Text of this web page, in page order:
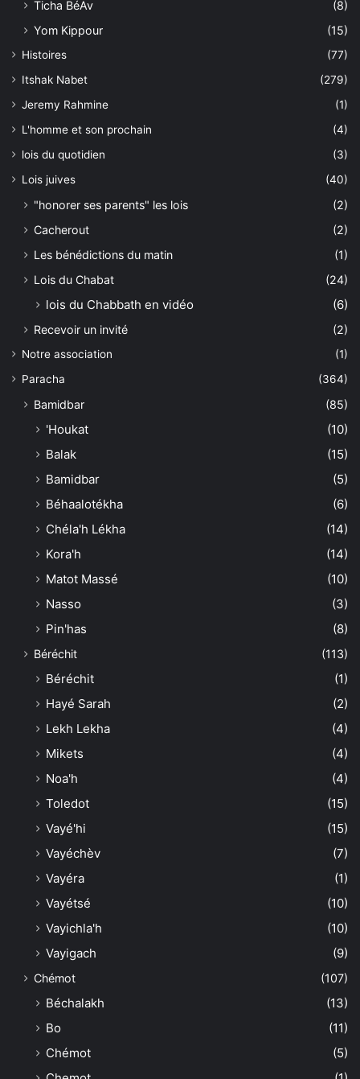
Ticha BéAv
(8)
Yom Kippour
(15)
Histoires
(77)
Itshak Nabet
(279)
Jeremy Rahmine
(1)
L'homme et son prochain
(4)
lois du quotidien
(3)
Lois juives
(40)
"honorer ses parents" les lois
(2)
Cacherout
(2)
Les bénédictions du matin
(1)
Lois du Chabat
(24)
lois du Chabbath en vidéo (6)
Recevoir un invité (2)
Notre association
(1)
Paracha
(364)
Bamidbar (85)
'Houkat
(10)
Balak
(15)
Bamidbar
(5)
Béhaalotékha
(6)
Chéla'h Lékha
(14)
Kora'h
(14)
Matot Massé
(10)
Nasso
(3)
Pin'has
(8)
Béréchit (113)
Béréchit
(1)
Hayé Sarah
(2)
Lekh Lekha
(4)
Mikets
(4)
Noa'h
(4)
Toledot
(15)
Vayé'hi
(15)
Vayéchèv
(7)
Vayéra
(1)
Vayétsé
(10)
Vayichla'h
(10)
Vayigach
(9)
Chémot (107)
Béchalakh
(13)
Bo
(11)
Chémot
(5)